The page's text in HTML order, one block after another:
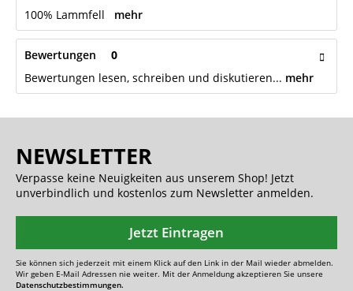
100% Lammfell mehr
Bewertungen
0
Bewertungen lesen, schreiben und diskutieren... mehr
NEWSLETTER
Verpasse keine Neuigkeiten aus unserem Shop! Jetzt
unverbindlich und kostenlos zum Newsletter anmelden.
Jetzt Eintragen
Sie können sich jederzeit mit einem Klick auf den Link in der Mail wieder abmelden.
Wir geben E-Mail Adressen nie weiter. Mit der Anmeldung akzeptieren Sie unsere
Datenschutzbestimmungen.